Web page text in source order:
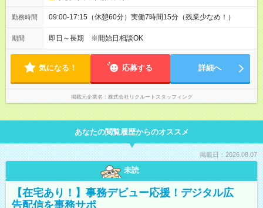
勤務時間 09:00-17:15（休憩60分）実働7時間15分（残業少なめ！）
期間 即日～長期 ※開始日相談OK
気になる！ 応募する 詳細へ
掲載元企業名 株式会社リクルートスタッフィング
あなたの閲覧履歴からのオススメ
掲載日：2026.08.07
未読
【在宅あり！】事務デビュー応援！デジタル広
告配信を事務サポ